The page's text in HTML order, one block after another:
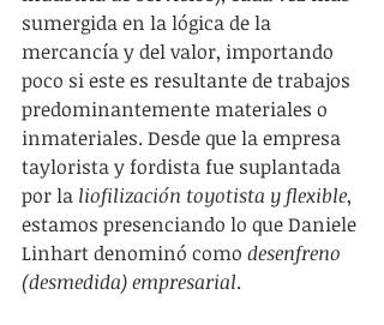
sumergida en la lógica de la
mercancía y del valor, importando
poco si este es resultante de trabajos
predominantemente materiales o
inmateriales. Desde que la empresa
taylorista y fordista fue suplantada
por la liofilización toyotista y flexible,
estamos presenciando lo que Daniele
Linhart denominó como desenfreno
(desmedida) empresarial.